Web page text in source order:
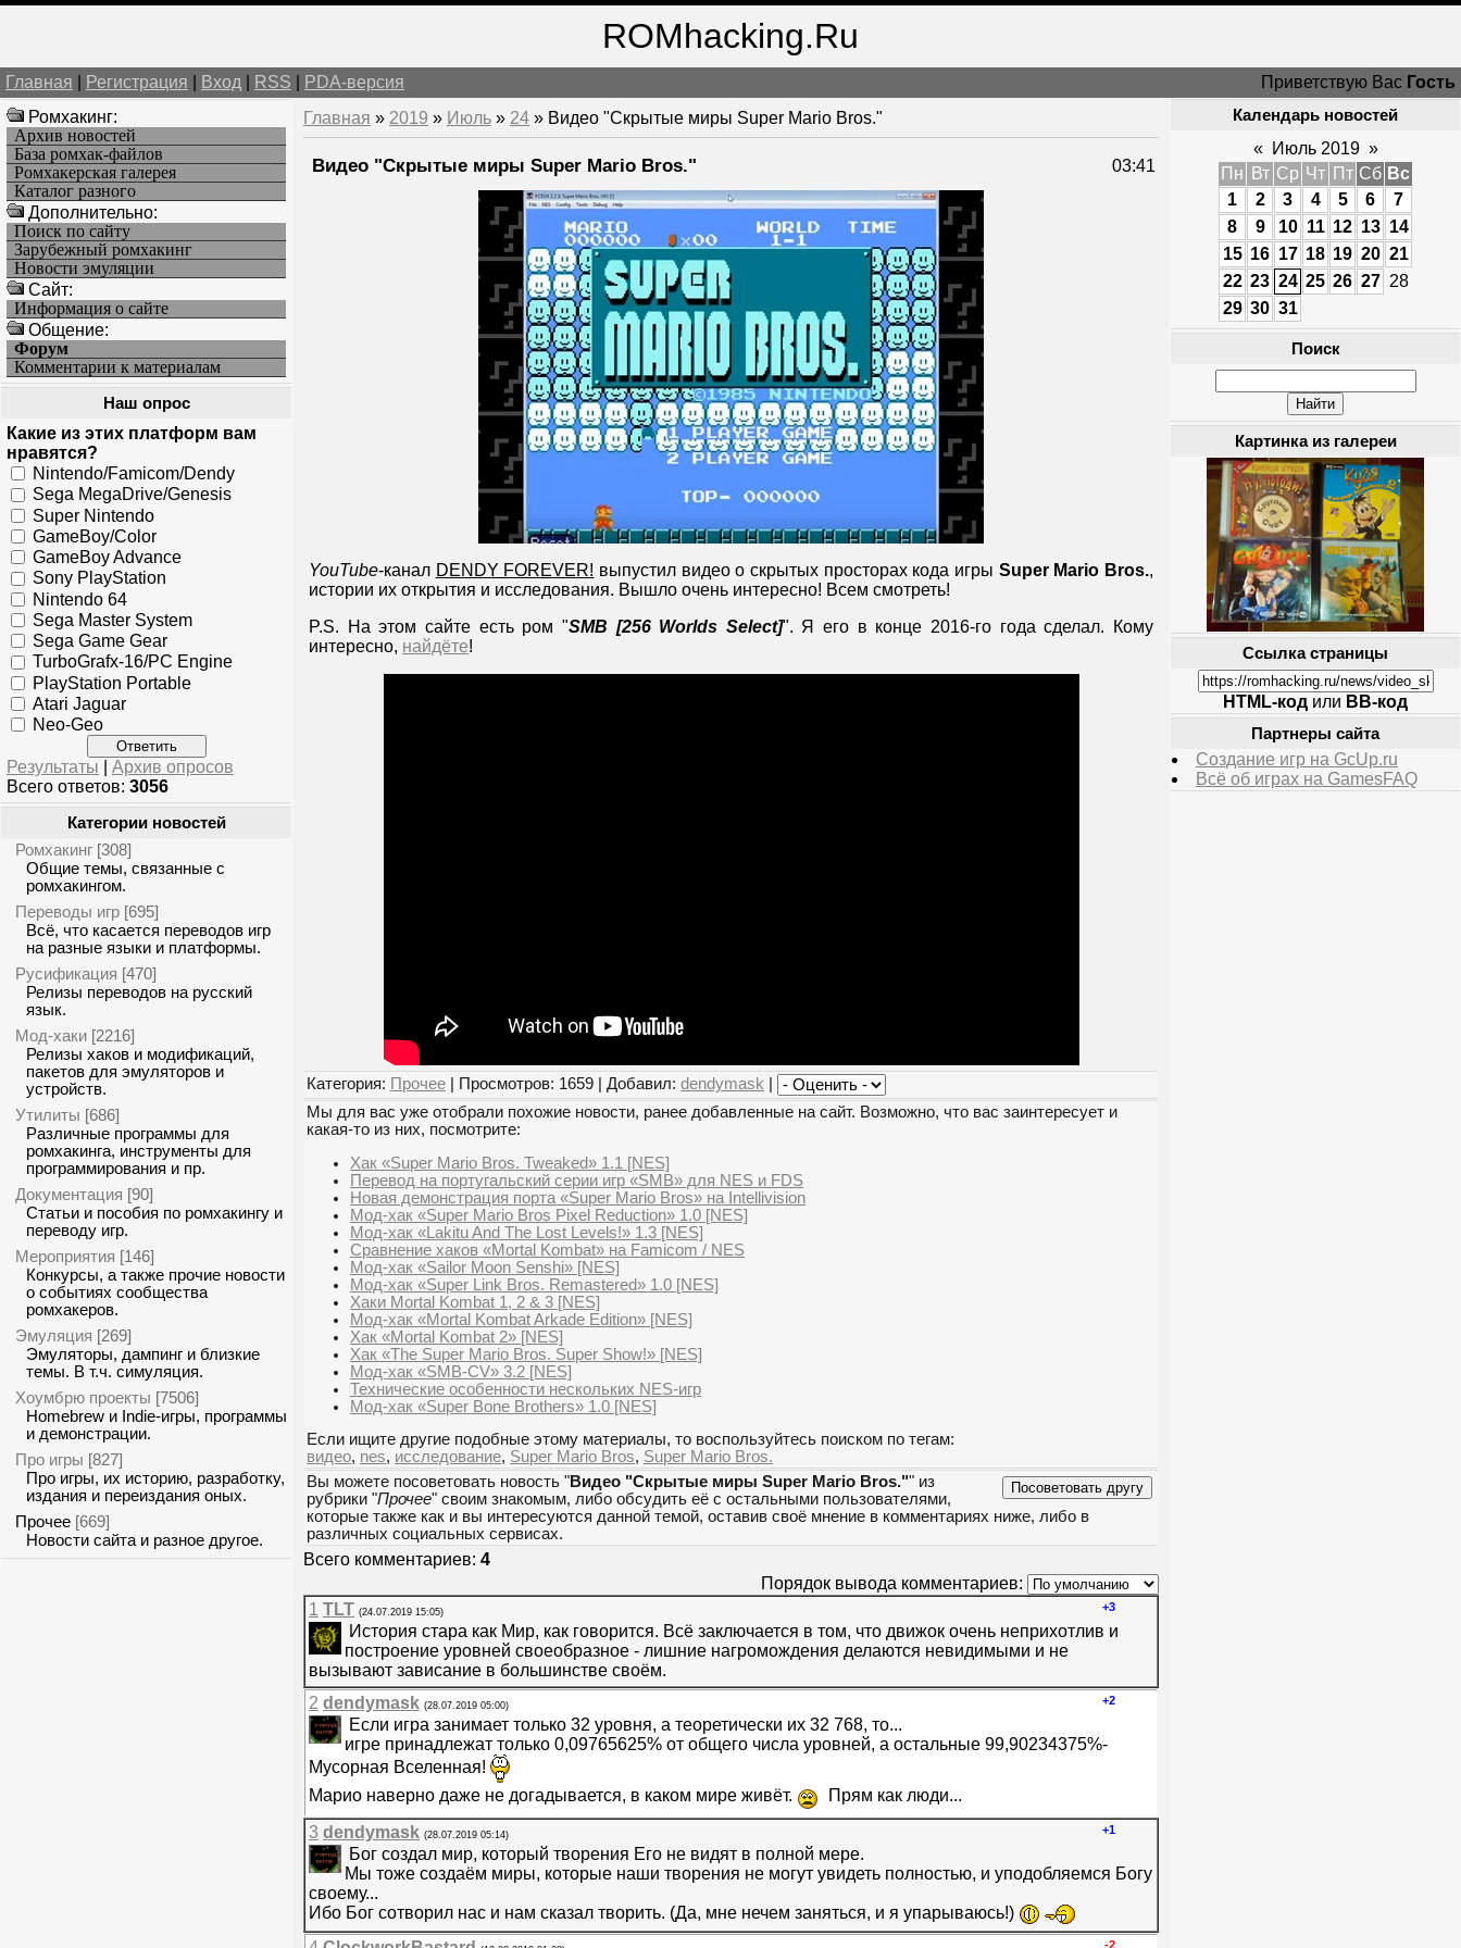
ROMhacking.Ru
Главная Регистрация Вход RSS PDA-версия Приветствую Вас Гость
Ромхакинг:
Архив новостей
База ромхак-файлов
Ромхакерская галерея
Каталог разного
Дополнительно:
Поиск по сайту
Зарубежный ромхакинг
Новости эмуляции
Cайт:
Информация о сайте
Общение:
Форум
Комментарии к материалам
Наш опрос
Какие из этих платформ вам
нравятся?
Nintendo/Famicom/Dendy
Sega MegaDrive/Genesis
Super Nintendo
GameBoy/Color
GameBoy Advance
Sony PlayStation
Nintendo 64
Sega Master System
Sega Game Gear
TurboGrafx-16/PC Engine
PlayStation Portable
Atari Jaguar
Neo-Geo
Результаты
Архив опросов
Всего ответов: 3056
Категории новостей
Ромхакинг [308]
Общие темы, связанные с
ромхакингом.
Переводы игр [695]
Всё, что касается переводов игр
на разные языки и платформы.
Русификация [470]
Релизы переводов на русский
язык.
Мод-хаки [2216]
Релизы хаков и модификаций,
пакетов для эмуляторов и
устройств.
Утилиты [686]
Различные программы для
ромхакинга, инструменты для
программирования и пр.
Документация [90]
Статьи и пособия по ромхакингу и
переводу игр.
Мероприятия [146]
Конкурсы, а также прочие новости
о событиях сообщества
ромхакеров.
Эмуляция [269]
Эмуляторы, дампинг и близкие
темы. В т.ч. симуляция.
Хоумбрю проекты [7506]
Homebrew и Indie-игры, программы
и демонстрации.
Про игры [827]
Про игры, их историю, разработку,
издания и переиздания оных.
Прочее [669]
Новости сайта и разное другое.
Главная » 2019 » Июль » 24 » Видео "Скрытые миры Super Mario Bros."
Видео "Скрытые миры Super Mario Bros." 03:41
YouTube-канал DENDY FOREVER! выпустил видео о скрытых просторах кода игры Super Mario Bros.,
истории их открытия и исследования. Вышло очень интересно! Всем смотреть!
P.S. На этом сайте есть ром "SMB [256 Worlds Select]". Я его в конце 2016-го года сделал. Кому
интересно, найдёте!
Категория: Прочее | Просмотров: 1659 | Добавил: dendymask
Мы для вас уже отобрали похожие новости, ранее добавленные на сайт. Возможно, что вас заинтересует и
какая-то из них, посмотрите:
Хак «Super Mario Bros. Tweaked» 1.1 [NES]
Перевод на португальский серии игр «SMB» для NES и FDS
Новая демонстрация порта «Super Mario Bros» на Intellivision
Мод-хак «Super Mario Bros Pixel Reduction» 1.0 [NES]
Мод-хак «Lakitu And The Lost Levels!» 1.3 [NES]
Сравнение хаков «Mortal Kombat» на Famicom / NES
Мод-хак «Sailor Moon Senshi» [NES]
Мод-хак «Super Link Bros. Remastered» 1.0 [NES]
Хаки Mortal Kombat 1, 2 & 3 [NES]
Мод-хак «Mortal Kombat Arkade Edition» [NES]
Хак «Mortal Kombat 2» [NES]
Хак «The Super Mario Bros. Super Show!» [NES]
Мод-хак «SMB-CV» 3.2 [NES]
Технические особенности нескольких NES-игр
Мод-хак «Super Bone Brothers» 1.0 [NES]
Если ищите другие подобные этому материалы, то воспользуйтесь поиском по тегам:
видео, nes, исследование, Super Mario Bros, Super Mario Bros.
Вы можете посоветовать новость "Видео "Скрытые миры Super Mario Bros."" из
рубрики "Прочее" своим знакомым, либо обсудить её с остальными пользователями,
которые также как и вы интересуются данной темой, оставив своё мнение в комментариях ниже, либо в
различных социальных сервисах.
Всего комментариев: 4
Порядок вывода комментариев:
+3
1 TLT (24.07.2019 15:05)
История стара как Мир, как говорится. Всё заключается в том, что движок очень неприхотлив и
построение уровней своеобразное - лишние нагромождения делаются невидимыми и не
вызывают зависание в большинстве своём.
+2
2 dendymask (28.07.2019 05:00)
Если игра занимает только 32 уровня, а теоретически их 32 768, то...
игре принадлежат только 0,09765625% от общего числа уровней, а остальные 99,90234375%-
Мусорная Вселенная!
Марио наверно даже не догадывается, в каком мире живёт.
Прям как люди...
+1
3 dendymask (28.07.2019 05:14)
Бог создал мир, который творения Его не видят в полной мере.
Мы тоже создаём миры, которые наши творения не могут увидеть полностью, и уподобляемся Богу
своему...
Ибо Бог сотворил нас и нам сказал творить. (Да, мне нечем заняться, и я упарываюсь!)
-2
Календарь новостей
« Июль 2019 »
Пн
Вт Ср Чт Пт Сб Вс
1
2 3 4 5 6
7
8
9 10 11 12 13 14
15 16 17 18 19 20 21
22 23 24 25 26 27 28
29 30 31
Поиск
Картинка из галереи
Ссылка страницы
HTML-код или BB-код
Партнеры сайта
Создание игр на GcUp.ru
Всё об играх на GamesFAQ